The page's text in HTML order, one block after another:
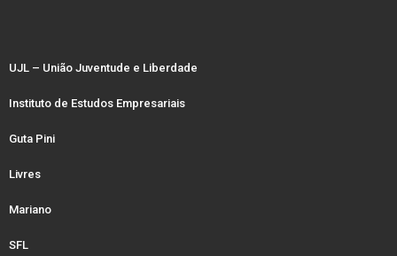
UJL – União Juventude e Liberdade
Instituto de Estudos Empresariais
Guta Pini
Livres
Mariano
SFL